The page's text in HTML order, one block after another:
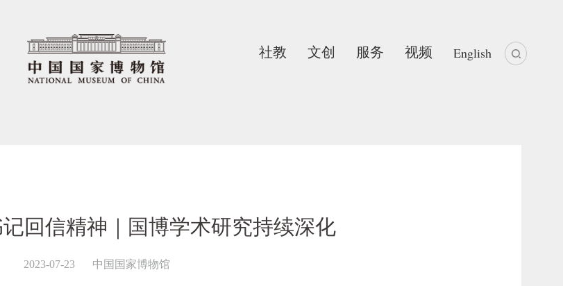
社教 文创 服务 视频 English
回信精神｜国博学术研究持续深化
2023-07-23 中国国家博物馆